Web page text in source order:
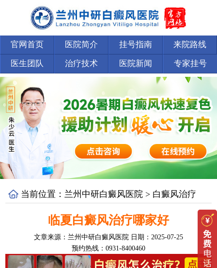
官网首页 医院简介 挂号指南 来院路线
医生团队 治疗技术 医院新闻 专家挂号
当前位置： 兰州中研白癜风医院 > 白癜风治疗
临夏白癜风治疗哪家好
文章来源： 兰州中研白癜风医院 日期：2025-07-25
预约热线：0931-8400460